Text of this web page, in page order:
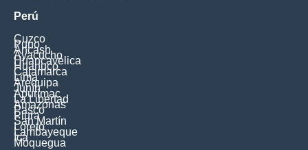
Perú
Cuzco
Puno
Ancash
Ayacucho
Huancavelica
Huanuco
Cajamarca
Lima
Arequipa
Junín
Apurimac
La Libertad
Amazonas
Pasco
Piura
San Martín
Loreto
Lambayeque
Ica
Moquegua